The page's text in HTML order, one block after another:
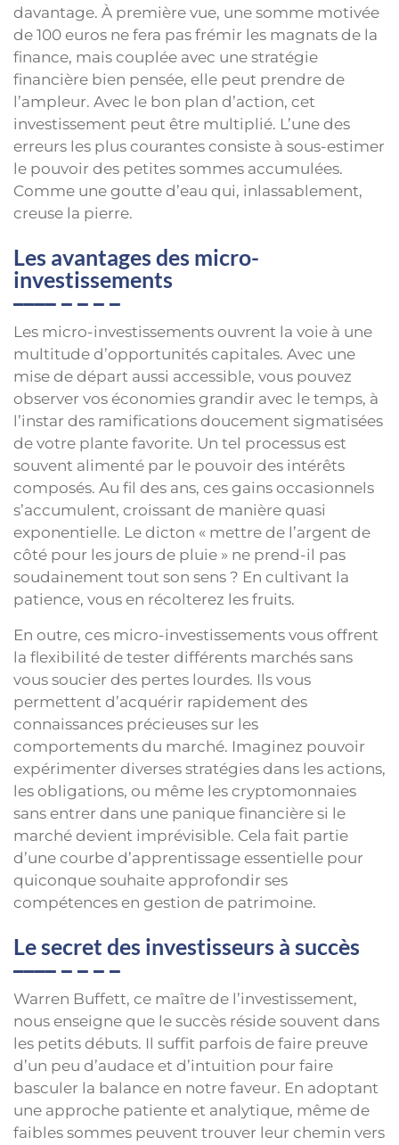
davantage. À première vue, une somme motivée
de 100 euros ne fera pas frémir les magnats de la
finance, mais couplée avec une stratégie
financière bien pensée, elle peut prendre de
l’ampleur. Avec le bon plan d’action, cet
investissement peut être multiplié. L’une des
erreurs les plus courantes consiste à sous-estimer
le pouvoir des petites sommes accumulées.
Comme une goutte d’eau qui, inlassablement,
creuse la pierre.
Les avantages des micro-
investissements
Les micro-investissements ouvrent la voie à une
multitude d’opportunités capitales. Avec une
mise de départ aussi accessible, vous pouvez
observer vos économies grandir avec le temps, à
l’instar des ramifications doucement sigmatisées
de votre plante favorite. Un tel processus est
souvent alimenté par le pouvoir des intérêts
composés. Au fil des ans, ces gains occasionnels
s’accumulent, croissant de manière quasi
exponentielle. Le dicton « mettre de l’argent de
côté pour les jours de pluie » ne prend-il pas
soudainement tout son sens ? En cultivant la
patience, vous en récolterez les fruits.
En outre, ces micro-investissements vous offrent
la flexibilité de tester différents marchés sans
vous soucier des pertes lourdes. Ils vous
permettent d’acquérir rapidement des
connaissances précieuses sur les
comportements du marché. Imaginez pouvoir
expérimenter diverses stratégies dans les actions,
les obligations, ou même les cryptomonnaies
sans entrer dans une panique financière si le
marché devient imprévisible. Cela fait partie
d’une courbe d’apprentissage essentielle pour
quiconque souhaite approfondir ses
compétences en gestion de patrimoine.
Le secret des investisseurs à succès
Warren Buffett, ce maître de l’investissement,
nous enseigne que le succès réside souvent dans
les petits débuts. Il suffit parfois de faire preuve
d’un peu d’audace et d’intuition pour faire
basculer la balance en notre faveur. En adoptant
une approche patiente et analytique, même de
faibles sommes peuvent trouver leur chemin vers